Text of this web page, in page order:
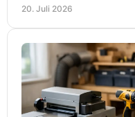
20. Juli 2026